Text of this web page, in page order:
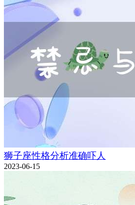
狮子座性格分析准确吓人
2023-06-15